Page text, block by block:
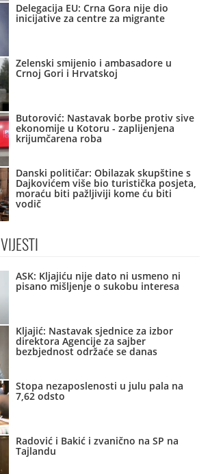
Delegacija EU: Crna Gora nije dio
inicijative za centre za migrante
Zelenski smijenio i ambasadore u
Crnoj Gori i Hrvatskoj
Butorović: Nastavak borbe protiv sive
ekonomije u Kotoru - zaplijenjena
krijumčarena roba
Danski političar: Obilazak skupštine s
Dajkovićem više bio turistička posjeta,
moraću biti pažljiviji kome ću biti
vodič
VIJESTI
ASK: Kljajiću nije dato ni usmeno ni
pisano mišljenje o sukobu interesa
Kljajić: Nastavak sjednice za izbor
direktora Agencije za sajber
bezbjednost održaće se danas
Stopa nezaposlenosti u julu pala na
7,62 odsto
Radović i Bakić i zvanično na SP na
Tajlandu